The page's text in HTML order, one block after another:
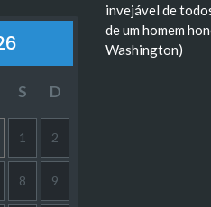
S D
1 2
8 9
invejável de
de um homem
Washington)